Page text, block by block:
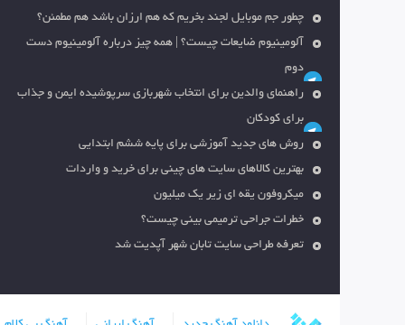
چطور جم موبایل لجند بخریم که هم ارزان باشد هم مطمئن؟
آلومینیوم ضایعات چیست؟ | همه چیز درباره آلومینیوم دست
دوم
راهنمای والدین برای انتخاب شهربازی سرپوشیده ایمن و جذاب
برای کودکان
روش های جدید آموزشی برای پایه ششم ابتدایی
بهترین کالاهای سایت های چینی برای خرید و واردات
میکروفون یقه ای زیر یک میلیون
خطرات جراحی ترمیمی بینی چیست؟
تعرفه طراحی سایت تابان شهر آپدیت شد